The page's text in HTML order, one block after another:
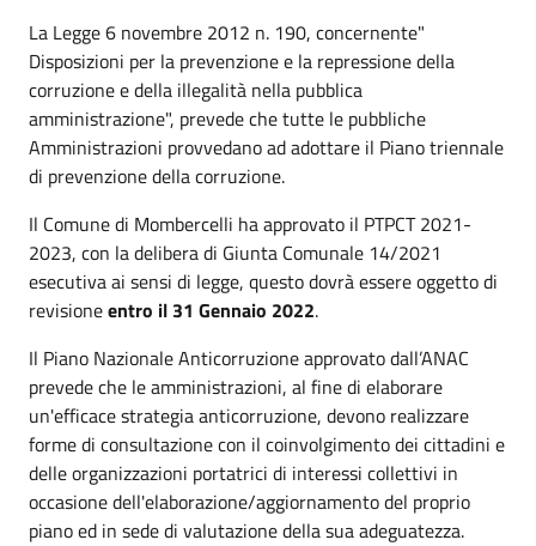
La Legge 6 novembre 2012 n. 190, concernente"
Disposizioni per la prevenzione e la repressione della
corruzione e della illegalità nella pubblica
amministrazione", prevede che tutte le pubbliche
Amministrazioni provvedano ad adottare il Piano triennale
di prevenzione della corruzione.
Il Comune di Mombercelli ha approvato il PTPCT 2021-
2023, con la delibera di Giunta Comunale 14/2021
esecutiva ai sensi di legge, questo dovrà essere oggetto di
revisioneentro il 31 Gennaio 2022.
Il Piano Nazionale Anticorruzione approvato dall’ANAC
prevede che le amministrazioni, al fine di elaborare
un'efficace strategia anticorruzione, devono realizzare
forme di consultazione con il coinvolgimento dei cittadini e
delle organizzazioni portatrici di interessi collettivi in
occasione dell'elaborazione/aggiornamento del proprio
piano ed in sede di valutazione della sua adeguatezza.